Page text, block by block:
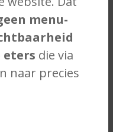
menu-
eters die via
naar precies